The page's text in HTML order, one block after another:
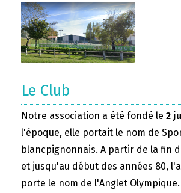
Le Club
Notre association a été fondé le 2
l'époque, elle portait le nom de
blancpignonnais. A partir de la fin
et jusqu'au début des années 80,
porte le nom de l'Anglet